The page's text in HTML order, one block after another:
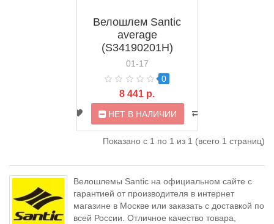
Велошлем Santic
average
(S34190201H)
01-17
0
8 441 р.
НЕТ В НАЛИЧИИ
Показано с 1 по 1 из 1 (всего 1 страниц)
Велошлемы Santic на официальном сайте с
гарантией от производителя в интернет
магазине в Москве или заказать с доставкой по
всей России. Отличное качество товара,